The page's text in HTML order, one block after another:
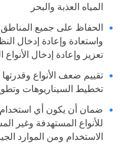
المياه العذبة والبحر
الحفاظ على جميع المناطق
واستعادة وإعادة إدخال
تعزيز وإعادة إدخال الأنواع
تقييم ضعف الأنواع وقدرتها
تخطيط السيناريوهات وتطوير
ضمان أن يكون أي استخدام
للأنواع المستهدفة وغير
الاستخدام ومن الموارد